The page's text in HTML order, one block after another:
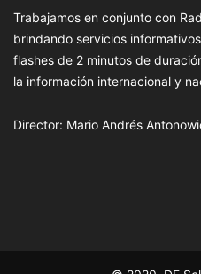
Trabajamos en conjunto con
brindando servicios
flashes de 2 minutos de
la información internacional y
Director: Mario Andrés